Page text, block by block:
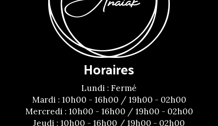
Horaires
Lundi : Fermé
Mardi : 10h00 - 16h00 / 19h00 - 02h00
Mercredi : 10h00 - 16h00 / 19h00 - 02h00
Jeudi : 10h00 - 16h00 / 19h00 - 02h00